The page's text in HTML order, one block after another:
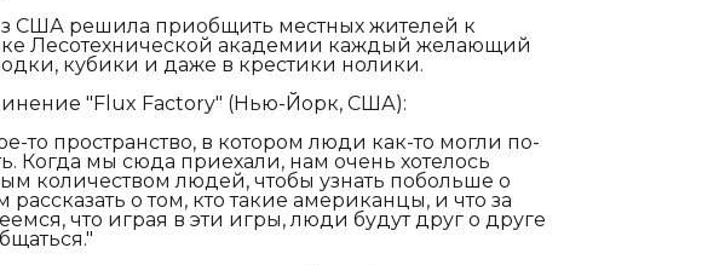
США решила приобщить местных жителей к
Лесотехнической академии каждый желающий
кубики и даже в крестики нолики.
"Flux Factory" (Нью-Йорк, США):
то пространство, в котором люди как-то могли по-
Когда мы сюда приехали, нам очень хотелось
количеством людей, чтобы узнать побольше о
о том, кто такие американцы, и что за
что играя в эти игры, люди будут друг о друге